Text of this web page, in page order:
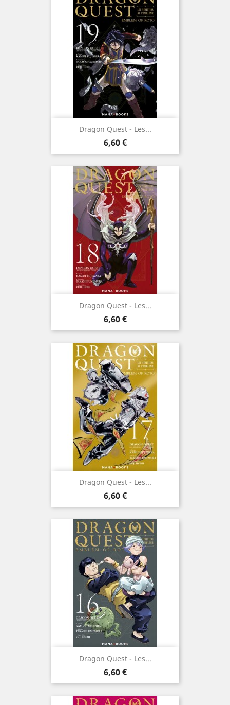
Dragon Quest - Les...
Prix
6,60 €
Dragon Quest - Les...
Prix
6,60 €
Dragon Quest - Les...
Prix
6,60 €
Dragon Quest - Les...
Prix
6,60 €